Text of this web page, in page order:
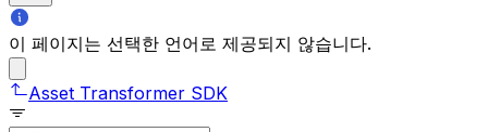
이 페이지는 선택한 언어로 제공되지 않습니다.
Asset Transformer SDK